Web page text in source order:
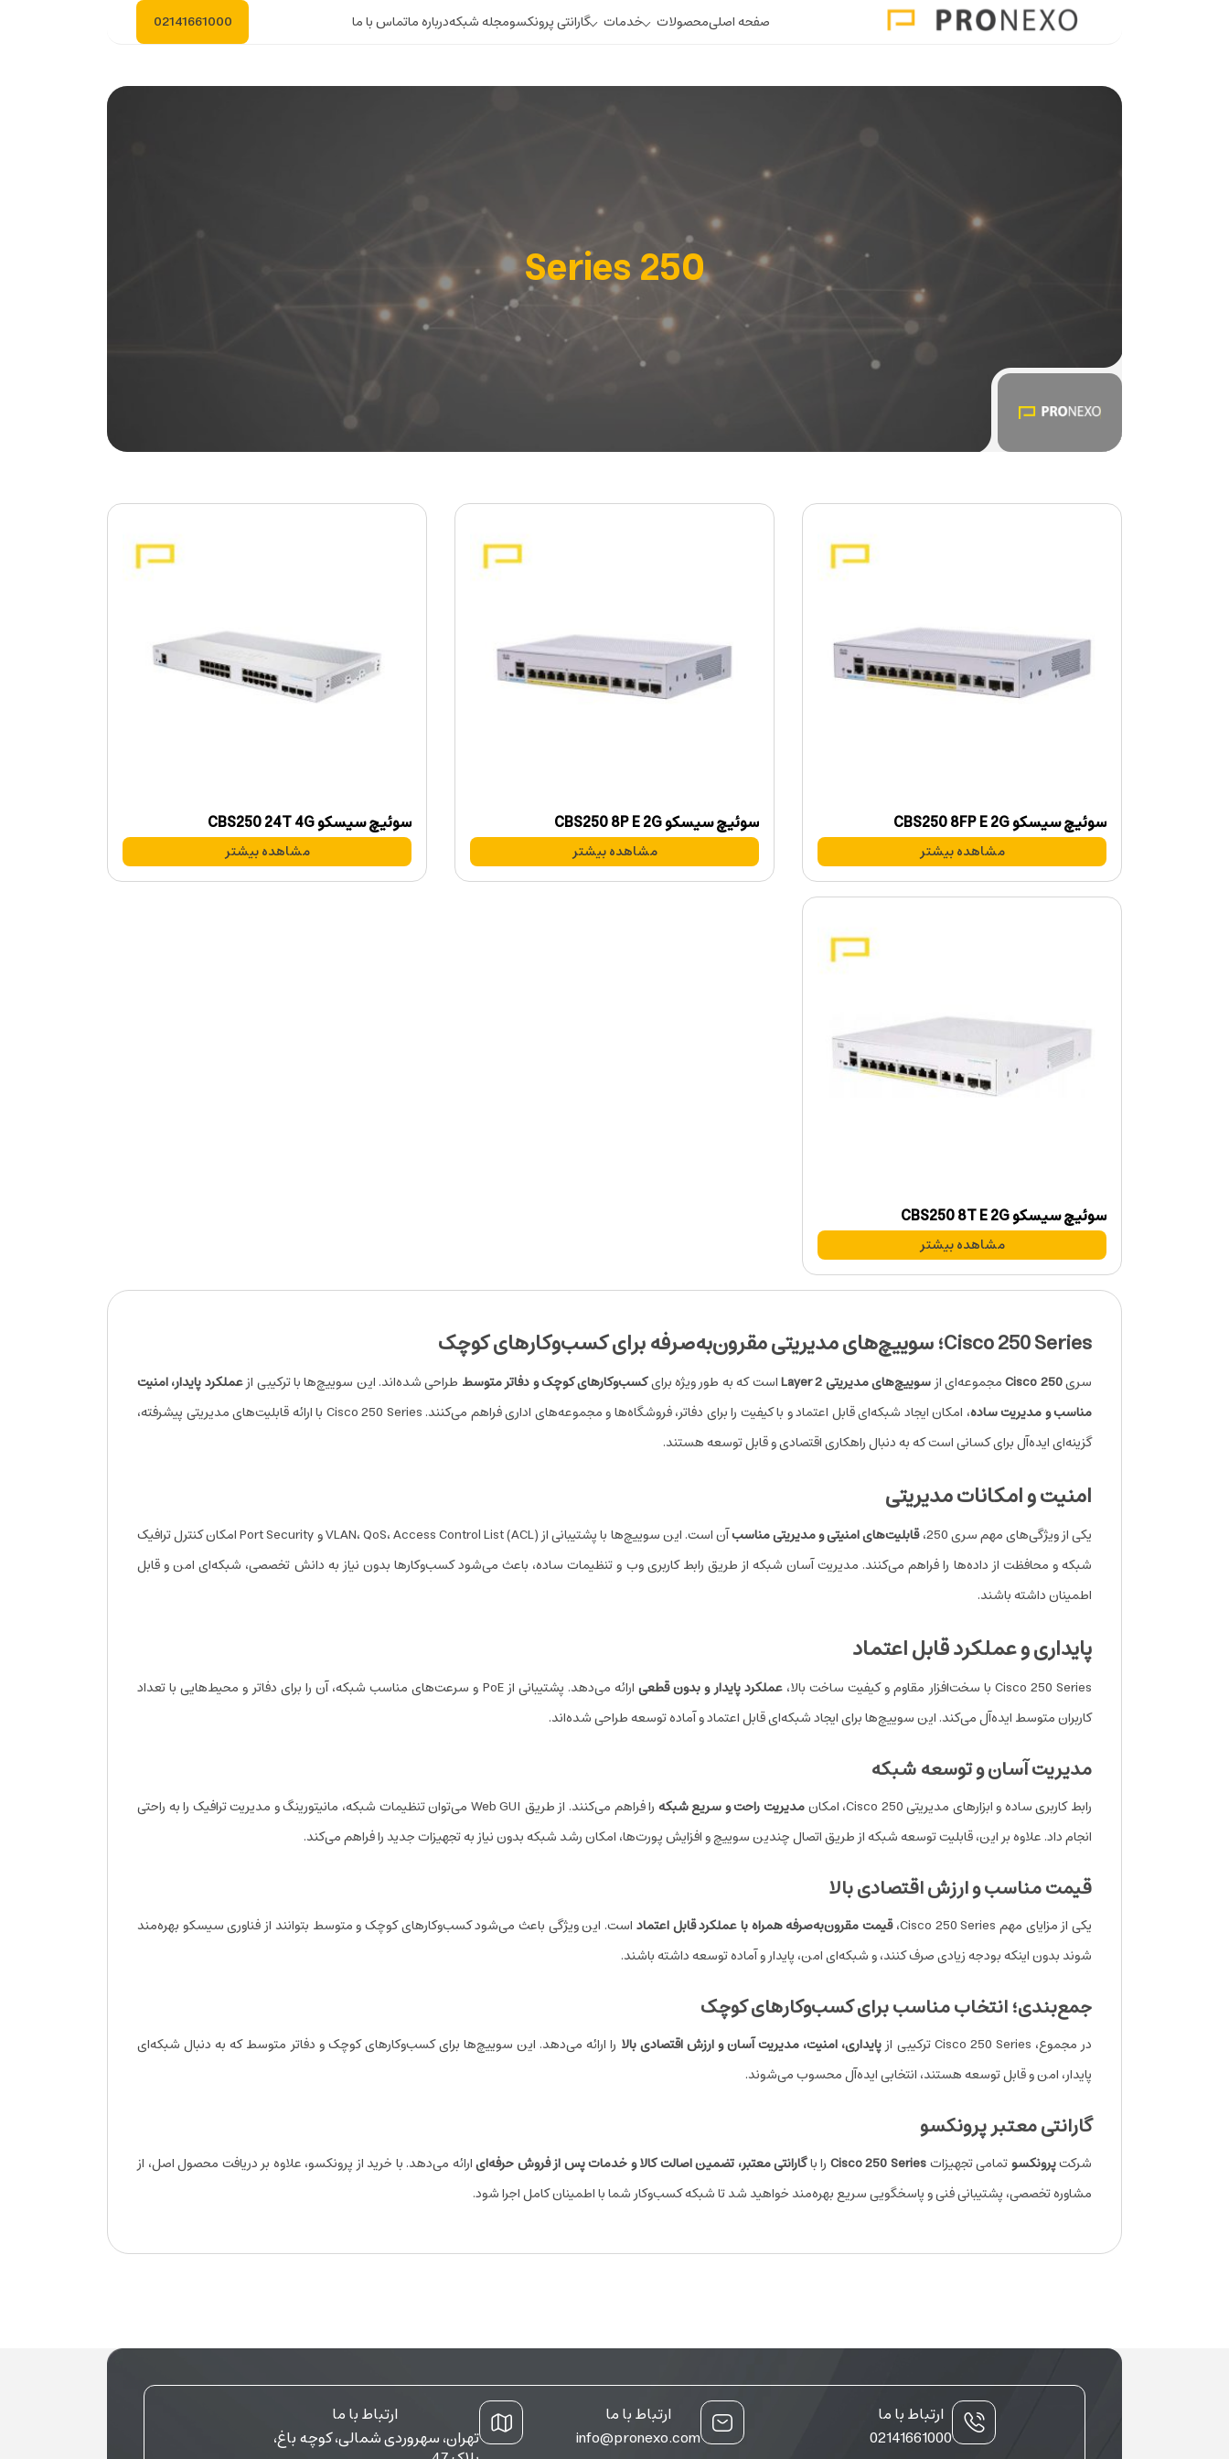
صفحه اصلیمحصولات خدمات گارانتی پرونکسومجله شبکهدرباره ماتماس با ما 02141661000
250 Series
سوئیچ سیسکو CBS250 8FP E 2G
مشاهده بیشتر
سوئیچ سیسکو CBS250 8P E 2G
مشاهده بیشتر
سوئیچ سیسکو CBS250 24T 4G
مشاهده بیشتر
سوئیچ سیسکو CBS250 8T E 2G
مشاهده بیشتر
Cisco 250 Series؛ سوییچ‌های مدیریتی مقرون‌به‌صرفه برای کسب‌وکارهای کوچک
سریCisco 250مجموعه‌ای ازسوییچ‌های مدیریتی Layer 2 است که به طور ویژه برایکسب‌وکارهای کوچک و دفاتر متوسط طراحی شده‌اند. این سوییچ‌ها با ترکیبی ازعملکرد پایدار، امنیت
مناسب و مدیریت ساده
، امکان ایجاد شبکه‌ای قابل اعتماد و با کیفیت را برای دفاتر، فروشگاه‌ها و مجموعه‌های اداری فراهم می‌کنند. Cisco 250 Series با ارائه قابلیت‌های مدیریتی پیشرفته،
گزینه‌ای ایده‌آل برای کسانی است که به دنبال راهکاری اقتصادی و قابل توسعه هستند.
امنیت و امکانات مدیریتی
یکی از ویژگی‌های مهم سری 250، قابلیت‌های امنیتی و مدیریتی مناسب
آن است. این سوییچ‌ها با پشتیبانی از VLAN، QoS، Access Control List (ACL) و Port Security امکان کنترل ترافیک
شبکه و محافظت از داده‌ها را فراهم می‌کنند. مدیریت آسان شبکه از طریق رابط کاربری وب و تنظیمات ساده، باعث می‌شود کسب‌وکارها بدون نیاز به دانش تخصصی، شبکه‌ای امن و قابل
اطمینان داشته باشند.
پایداری و عملکرد قابل اعتماد
Cisco 250 Series با سخت‌افزار مقاوم و کیفیت ساخت بالا، عملکرد پایدار و بدون قطعی
ارائه می‌دهد. پشتیبانی از PoE و سرعت‌های مناسب شبکه، آن را برای دفاتر و محیط‌هایی با تعداد
کاربران متوسط ایده‌آل می‌کند. این سوییچ‌ها برای ایجاد شبکه‌ای قابل اعتماد و آماده توسعه طراحی شده‌اند.
مدیریت آسان و توسعه شبکه
رابط کاربری ساده و ابزارهای مدیریتی Cisco 250، امکان مدیریت راحت و سریع شبکه
را فراهم می‌کنند. از طریق Web GUI می‌توان تنظیمات شبکه، مانیتورینگ و مدیریت ترافیک را به راحتی
انجام داد. علاوه بر این، قابلیت توسعه شبکه از طریق اتصال چندین سوییچ و افزایش پورت‌ها، امکان رشد شبکه بدون نیاز به تجهیزات جدید را فراهم می‌کند.
قیمت مناسب و ارزش اقتصادی بالا
یکی از مزایای مهم Cisco 250 Series، قیمت مقرون‌به‌صرفه همراه با عملکرد قابل اعتماد است. این ویژگی باعث می‌شود کسب‌وکارهای کوچک و متوسط بتوانند از فناوری سیسکو بهره‌مند
شوند بدون اینکه بودجه زیادی صرف کنند، و شبکه‌ای امن، پایدار و آماده توسعه داشته باشند.
جمع‌بندی؛ انتخاب مناسب برای کسب‌وکارهای کوچک
در مجموع، Cisco 250 Series ترکیبی از پایداری، امنیت، مدیریت آسان و ارزش اقتصادی بالا را ارائه می‌دهد. این سوییچ‌ها برای کسب‌وکارهای کوچک و دفاتر متوسط که به دنبال شبکه‌ای
پایدار، امن و قابل توسعه هستند، انتخابی ایده‌آل محسوب می‌شوند.
گارانتی معتبر پرونکسو
شرکتپرونکسوتمامی تجهیزاتCisco 250 Series را باگارانتی معتبر، تضمین اصالت کالا و خدمات پس از فروش حرفه‌ایارائه می‌دهد. با خرید از پرونکسو، علاوه بر دریافت محصول اصل، از
مشاوره تخصصی، پشتیبانی فنی و پاسخگویی سریع بهره‌مند خواهید شد تا شبکه کسب‌وکار شما با اطمینان کامل اجرا شود.
ارتباط با ما
02141661000
ارتباط با ما
info@pronexo.com
ارتباط با ما
تهران، سهروردی شمالی، کوچه باغ،